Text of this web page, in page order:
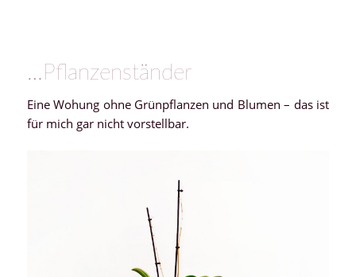
…Pflanzenständer
Eine Wohung ohne Grünpflanzen und Blumen – das ist
für mich gar nicht vorstellbar.